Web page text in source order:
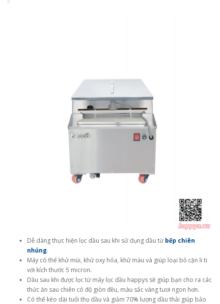
Dễ dàng thực hiện lọc dầu sau khi sử dụng dầu từ bếp chiên
nhúng.
Máy có thể khử mùi, khử oxy hóa, khử màu và giúp loại bỏ cặn li ti
với kích thước 5 micron.
Dầu sau khi được lọc từ máy lọc dầu happys sẽ giúp bạn cho ra các
thức ăn sau chiên có độ giòn đều, màu sắc vàng tươi ngon hơn.
Có thể kéo dài tuổi thọ dầu và giảm 70% lượng dầu thải giúp bảo